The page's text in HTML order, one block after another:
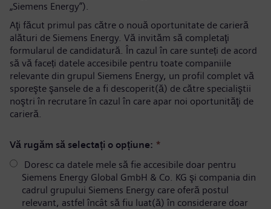
„Siemens Energy”).
Aţi făcut primul pas către o nouă oportunitate de carieră
alături de Siemens Energy. Vă invităm să completaţi
formularul de candidatură. În cazul în care sunteți de acord
să vă faceți datele accesibile pentru toate companiile
relevante din grupul Siemens Energy, un profil complet vă
sporeşte şansele de a fi descoperit(ă) de către specialiştii
noştri în recrutare în cazul în care apar noi oportunităţi de
carieră.
Vă rugăm să selectați o opțiune: *
Doresc ca datele mele să fie accesibile doar pentru
Siemens Energy Global GmbH & Co. KG şi compania din
cadrul grupului Siemens Energy care oferă postul
relevant, astfel încât să fiu luat(ă) în considerare doar